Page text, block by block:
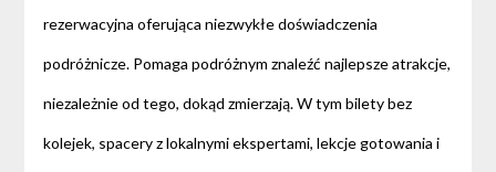
rezerwacyjna oferująca niezwykłe doświadczenia
podróżnicze. Pomaga podróżnym znaleźć najlepsze atrakcje,
niezależnie od tego, dokąd zmierzają. W tym bilety bez
kolejek, spacery z lokalnymi ekspertami, lekcje gotowania i